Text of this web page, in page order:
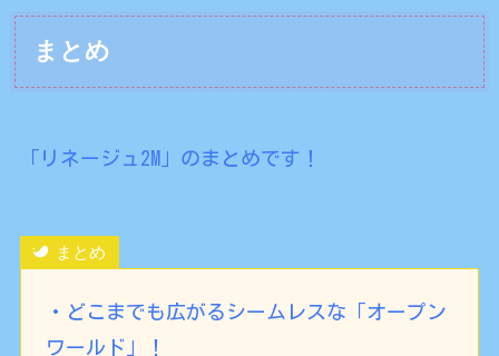
まとめ
「リネージュ2M」のまとめです！
まとめ
・どこまでも広がるシームレスな「オープン
ワールド」！